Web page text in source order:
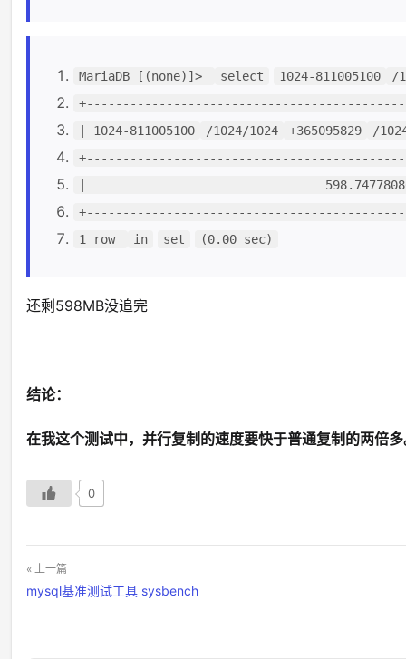
MariaDB [(none)]> select 1024-811005100
/
| 1024-811005100
/1024/1024 +365095829
/
| 598.74778080
1 row
in set (0.00 sec)
还剩598MB没追完
结论：
在我这个测试中，并行复制的速度要快于普通复制的两倍
0
« 上一篇
mysql基准测试工具 sysbench